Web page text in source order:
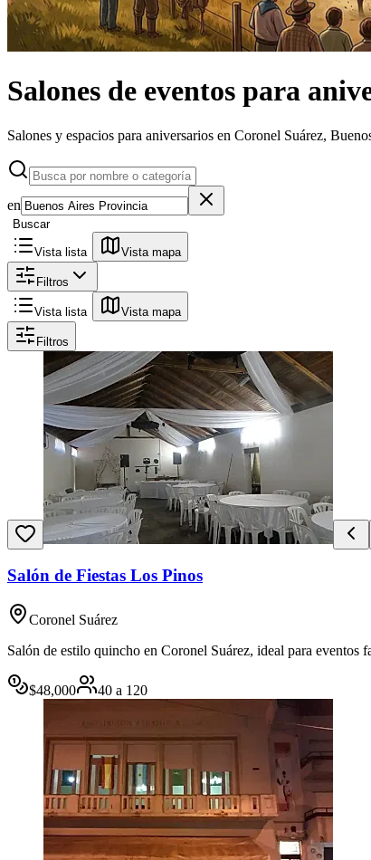
Salones de eventos para
Salones y espacios para aniversarios en Coronel Suárez,
en
Buscar
Vista lista Vista mapa
Filtros
Vista lista Vista mapa
Filtros
Salón de Fiestas Los Pinos
Coronel Suárez
Salón de estilo quincho en Coronel Suárez, ideal para
$48,000 40 a 120